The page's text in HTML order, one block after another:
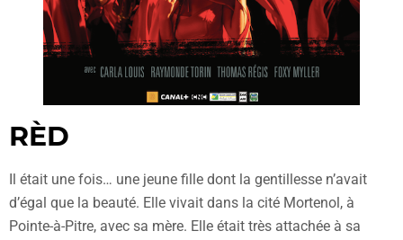
RÈD
Il était une fois… une jeune fille dont la gentillesse n’avait
d’égal que la beauté. Elle vivait dans la cité Mortenol, à
Pointe-à-Pitre, avec sa mère. Elle était très attachée à sa